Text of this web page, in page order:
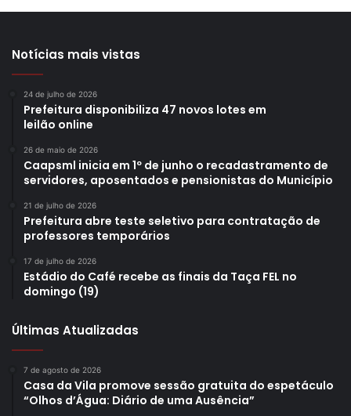
Notícias mais vistas
24 de julho de 2026
Prefeitura disponibiliza 47 novos lotes em
leilão online
26 de maio de 2026
Caapsml inicia em 1º de junho o recadastramento de
servidores, aposentados e pensionistas do Município
21 de julho de 2026
Prefeitura abre teste seletivo para contratação de
professores temporários
17 de julho de 2026
Estádio do Café recebe as finais da Taça FEL no
domingo (19)
Últimas Atualizadas
7 de agosto de 2026
Casa da Vila promove sessão gratuita do espetáculo
“Olhos d’Água: Diário de uma Ausência”